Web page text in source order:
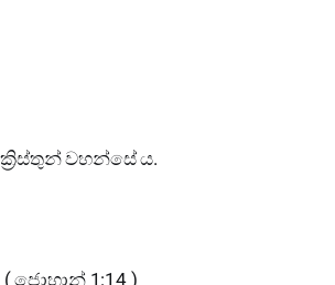
වහන්සේ ය.
ජොහාන් 1:14 )